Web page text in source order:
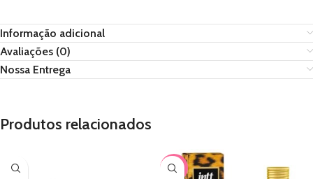
Informação adicional
Avaliações (0)
Nossa Entrega
Produtos relacionados
-15%